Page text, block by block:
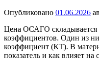
Опубликовано 01.06.2026
Цена ОСАГО складывается
коэффициентов. Один из
коэффициент (КТ). В
показатель и как влияет на